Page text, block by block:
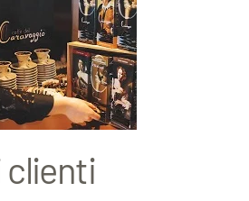
clienti